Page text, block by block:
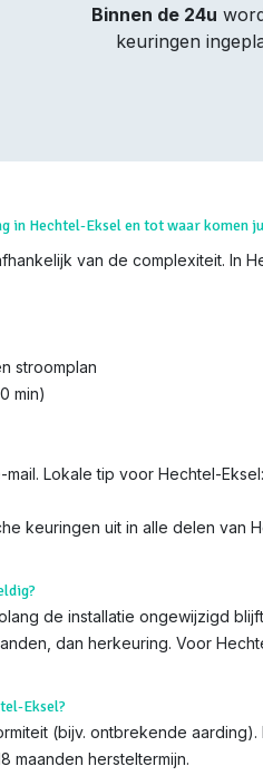
Binnen de 24u
keuringen
in Hechtel-Eksel en tot waar komen
van de complexiteit. In
stroomplan
min)
Lokale tip voor Hechtel-
keuringen uit in alle delen van
de installatie ongewijzigd
dan herkeuring. Voor
Eksel?
(bijv. ontbrekende
maanden hersteltermijn.